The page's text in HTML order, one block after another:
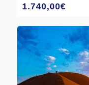
1.740,00€